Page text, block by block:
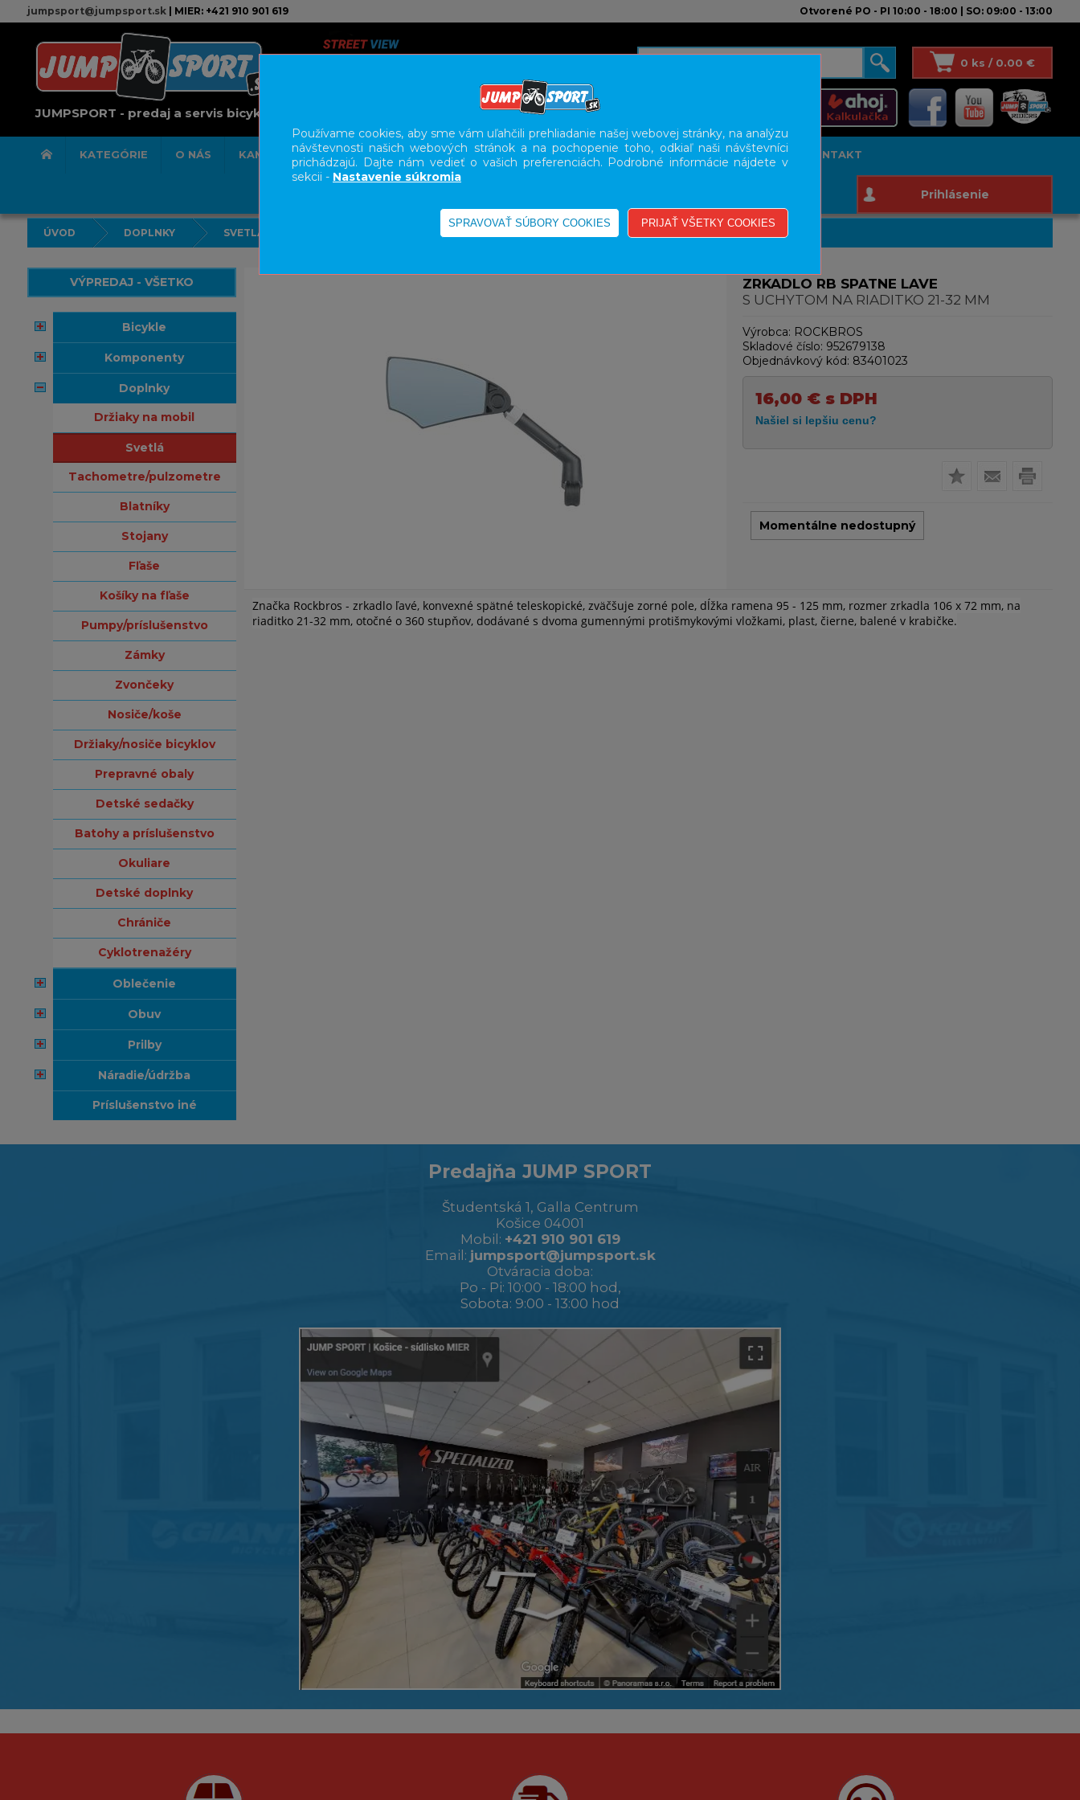
jumpsport@jumpsport.sk| MIER: +421 910 901 619 Otvorené PO - PI 10:00 - 18:00 | SO: 09:00 - 13:00
JUMPSPORT - predaj a servis bicyklov
0 ks / 0.00 €
KATEGÓRIE O NÁS KAMENNÁ PREDAJNA SERVIS SLUŽBY KARIÉRA BODY GEOMETRY FIT STUDIO KONTAKT
Prihlásenie
ÚVOD DOPLNKY SVETLÁ
VÝPREDAJ - VŠETKO
bicykle
komponenty
doplnky
držiaky na mobil
svetlá
tachometre/pulzometre
blatníky
stojany
fľaše
košíky na fľaše
pumpy/príslušenstvo
zámky
zvončeky
nosiče/koše
držiaky/nosiče bicyklov
prepravné obaly
detské sedačky
batohy a príslušenstvo
okuliare
detské doplnky
chrániče
cyklotrenažéry
oblečenie
obuv
prilby
náradie/údržba
príslušenstvo iné
ZRKADLO RB SPATNE LAVE
S UCHYTOM NA RIADITKO 21-32 MM
Výrobca: ROCKBROS
Skladové číslo: 952679138
Objednávkový kód: 83401023
16,00 €s DPH
Momentálne nedostupný
Značka Rockbros - zrkadlo ľavé, konvexné spätné teleskopické, zväčšuje zorné pole, dĺžka ramena 95 - 125 mm, rozmer zrkadla 106 x 72 mm, na
riaditko 21-32 mm, otočné o 360 stupňov, dodávané s dvoma gumennými protišmykovými vložkami, plast, čierne, balené v krabičke.
Predajňa JUMP SPORT
Študentská 1, Galla Centrum
Košice 04001
Mobil: +421 910 901 619
Email: jumpsport@jumpsport.sk
Otváracia doba:
Po - Pi: 10:00 - 18:00 hod,
Sobota: 9:00 - 13:00 hod
Používame cookies, aby sme vám uľahčili prehliadanie našej webovej stránky, na analýzu
návštevnosti našich webových stránok a na pochopenie toho, odkiaľ naši návštevníci
prichádzajú. Dajte nám vedieť o vašich preferenciách. Podrobné informácie nájdete v
sekcii - Nastavenie súkromia